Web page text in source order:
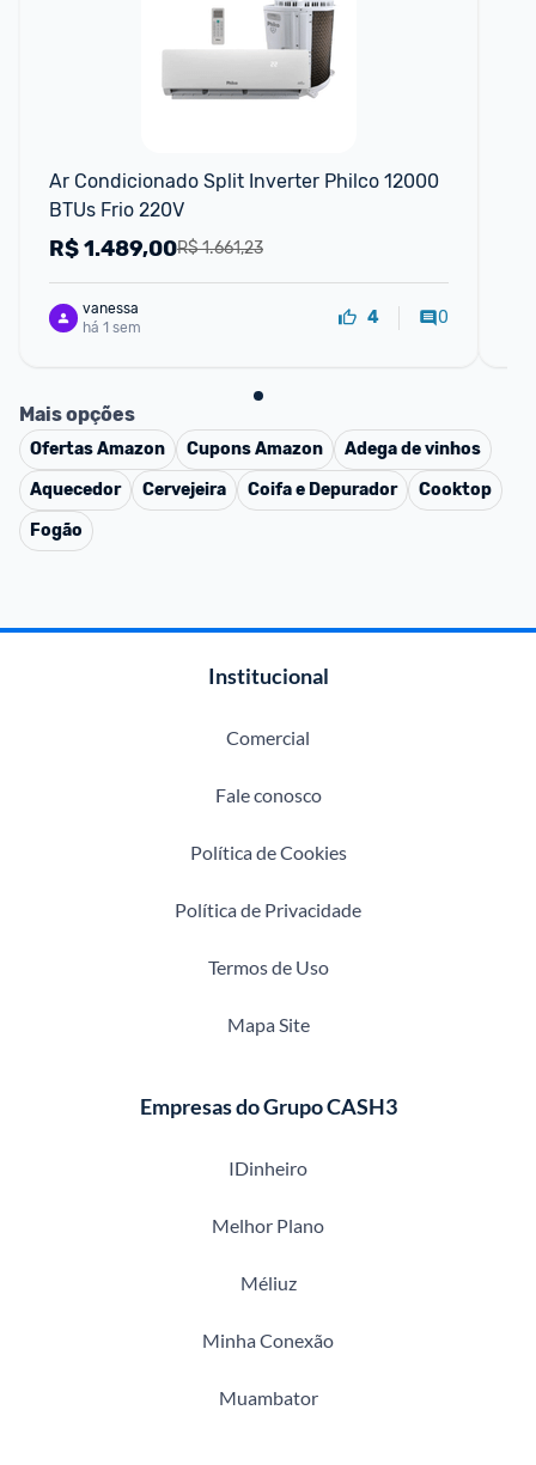
Ar Condicionado Split Inverter Philco 12000
BTUs Frio 220V
R$ 1.661,23
R$1.489,00
vanessa
há 1 sem
4 0
Mais opções
OfertasAmazon CuponsAmazon
Adega de vinhos
Aquecedor
Cervejeira Coifa e Depurador
Cooktop
Fogão
Institucional
Comercial
Fale conosco
Política de Cookies
Política de Privacidade
Termos de Uso
Mapa Site
Empresas do Grupo CASH3
IDinheiro
Melhor Plano
Méliuz
Minha Conexão
Muambator